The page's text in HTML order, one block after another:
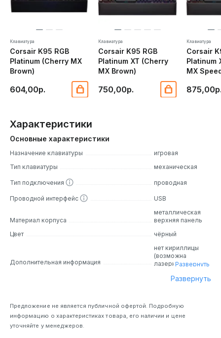
Клавиатура
Corsair K95 RGB
Platinum (Cherry MX
Brown)
604,00р.
Клавиатура
Corsair K95 RGB
Platinum XT (Cherry
MX Brown)
750,00р.
Клавиатура
Corsair
Platinum
MX
Характеристики
Основные характеристики
Назначение клавиатуры
игровая
Тип клавиатуры
механическая
Тип подключения проводная
Проводной интерфейс USB
Материал корпуса
металлическая
верхняя панель
Цвет
чёрный
Дополнительная информация
нет кириллицы
(возможна
лазернаяРазвернуть
Развернуть
Предложение не является публичной офертой. Подробную
информацию о характеристиках товара, его наличии и цене
уточняйте у менеджеров.